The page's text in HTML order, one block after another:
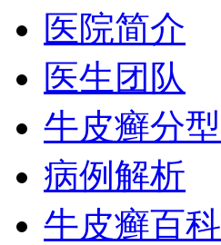
医院简介
医生团队
牛皮癣分型
病例解析
牛皮癣百科